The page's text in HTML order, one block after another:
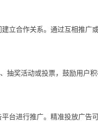
立合作关系。通过互相推广
奖活动或投票，鼓励用户积
台进行推广。精准投放广告